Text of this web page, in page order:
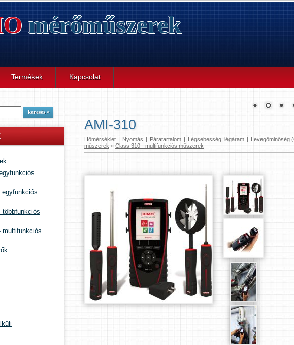
mérőműszerek
Termékek Kapcsolat
egyfunkciós
többfunkciós
multifunkciós
AMI-310
Hőmérséklet | Nyomás | Páratartalom | Légsebesség, légáram | Levegőminőség
műszerek » Class 310 - multifunkciós műszerek